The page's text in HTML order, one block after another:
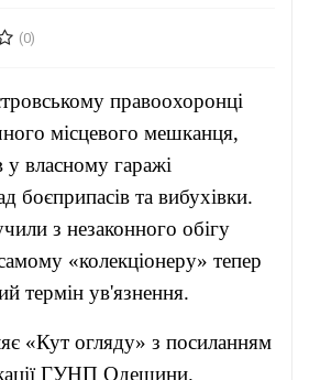
(0)
правоохоронці
місцевого мешканця,
власному гаражі
боєприпасів та вибухівки.
з незаконного обігу
«колекціонеру» тепер
термін ув'язнення.
«Кут огляду» з посиланням
ГУНП Одещини.